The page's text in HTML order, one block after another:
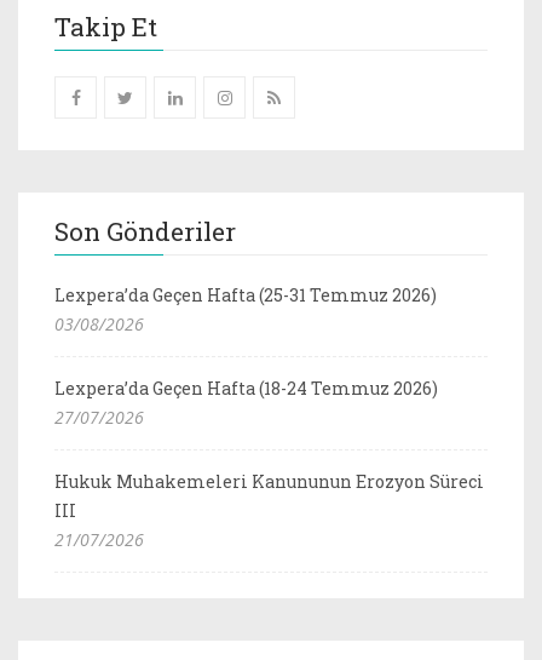
Takip Et
Son Gönderiler
Lexpera’da Geçen Hafta (25-31 Temmuz 2026)
03/08/2026
Lexpera’da Geçen Hafta (18-24 Temmuz 2026)
27/07/2026
Hukuk Muhakemeleri Kanununun Erozyon Süreci
III
21/07/2026